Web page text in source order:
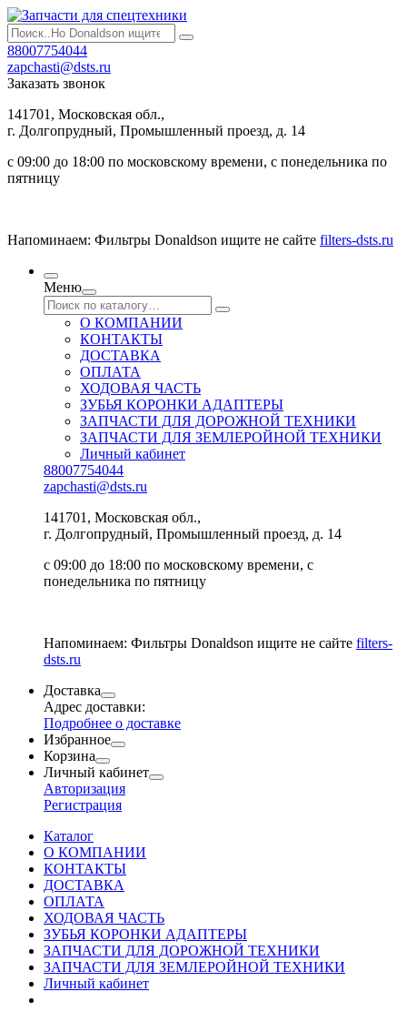
88007754044
zapchasti@dsts.ru
Заказать звонок
141701, Московская обл.,
г. Долгопрудный, Промышленный проезд, д. 14
с 09:00 до 18:00 по московскому времени, с понедельника по
пятницу
Напоминаем: Фильтры Donaldson ищите не сайте filters-dsts.ru
Меню
О КОМПАНИИ
КОНТАКТЫ
ДОСТАВКА
ОПЛАТА
ХОДОВАЯ ЧАСТЬ
ЗУБЬЯ КОРОНКИ АДАПТЕРЫ
ЗАПЧАСТИ ДЛЯ ДОРОЖНОЙ ТЕХНИКИ
ЗАПЧАСТИ ДЛЯ ЗЕМЛЕРОЙНОЙ ТЕХНИКИ
Личный кабинет
88007754044
zapchasti@dsts.ru
141701, Московская обл.,
г. Долгопрудный, Промышленный проезд, д. 14
с 09:00 до 18:00 по московскому времени, с
понедельника по пятницу
Напоминаем: Фильтры Donaldson ищите не сайте filters-
dsts.ru
Доставка
Адрес доставки:
Подробнее о доставке
Избранное
Корзина
Личный кабинет
Авторизация
Регистрация
Каталог
О КОМПАНИИ
КОНТАКТЫ
ДОСТАВКА
ОПЛАТА
ХОДОВАЯ ЧАСТЬ
ЗУБЬЯ КОРОНКИ АДАПТЕРЫ
ЗАПЧАСТИ ДЛЯ ДОРОЖНОЙ ТЕХНИКИ
ЗАПЧАСТИ ДЛЯ ЗЕМЛЕРОЙНОЙ ТЕХНИКИ
Личный кабинет